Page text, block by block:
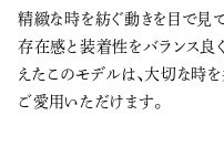
精緻な時を紡ぐ動きを目で見
存在感と装着性をバランス良
えたこのモデルは、大切な時
ご愛用いただけます。